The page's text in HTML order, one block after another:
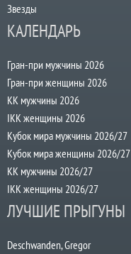
Звезды
КАЛЕНДАРЬ
Гран-при мужчины 2026
Гран-при женщины 2026
КК мужчины 2026
IKK женщины 2026
Кубок мира мужчины 2026/27
Кубок мира женщины 2026/27
КК мужчины 2026/27
IKK женщины 2026/27
ЛУЧШИЕ ПРЫГУНЫ
Deschwanden, Gregor